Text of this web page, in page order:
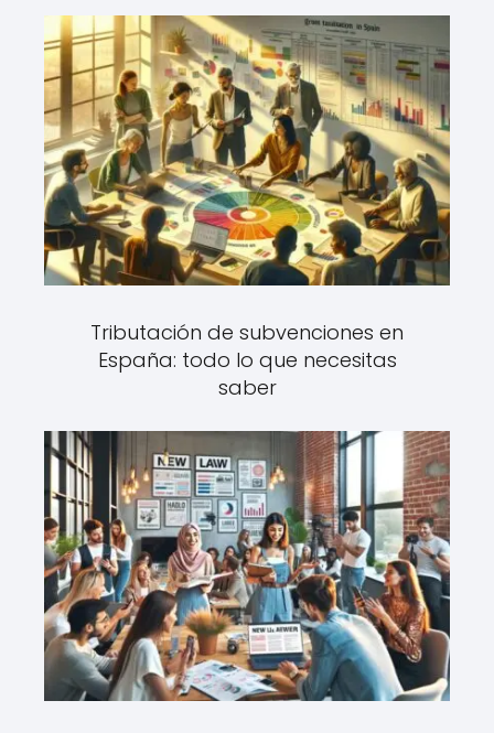
Tributación de subvenciones en
España: todo lo que necesitas
saber